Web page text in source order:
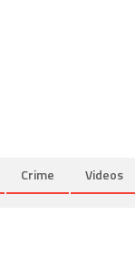
Crime Videos